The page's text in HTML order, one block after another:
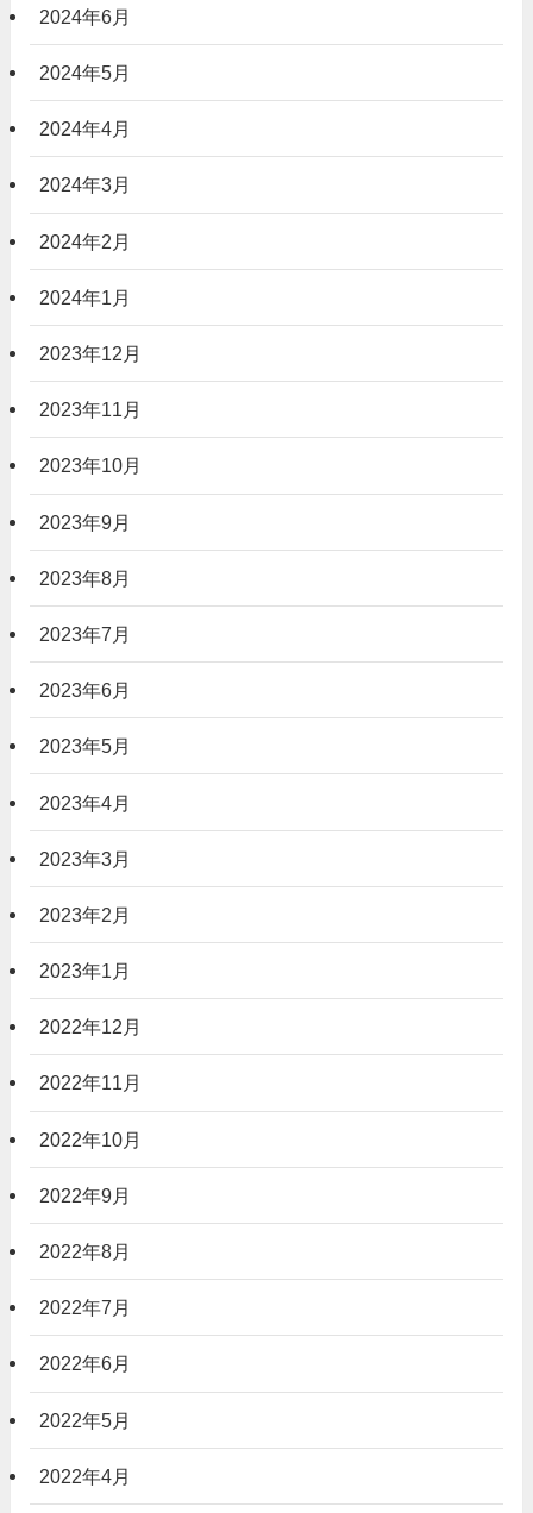
2024年6月
2024年5月
2024年4月
2024年3月
2024年2月
2024年1月
2023年12月
2023年11月
2023年10月
2023年9月
2023年8月
2023年7月
2023年6月
2023年5月
2023年4月
2023年3月
2023年2月
2023年1月
2022年12月
2022年11月
2022年10月
2022年9月
2022年8月
2022年7月
2022年6月
2022年5月
2022年4月